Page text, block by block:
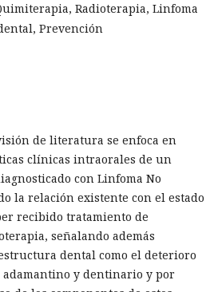
Radioterapia, Linfoma
Prevención
de literatura se enfoca en
clínicas intraorales de un
con Linfoma No
la relación existente con el estado
recibido tratamiento de
señalando además
dental como el deterioro
y dentinario y por